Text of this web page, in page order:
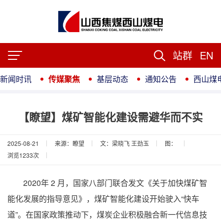
站群 EN
新闻时讯 传媒聚焦 基层动态 通知公告 西山煤
【瞭望】煤矿智能化建设需避华而不实
2025-08-21 来源：瞭望 文：梁晓飞 王劲玉
图：
浏览1233次
2020年 2 月，国家八部门联合发文《关于加快煤矿智
能化发展的指导意见》，煤矿智能化建设开始驶入“快车
道”。在国家政策推动下，煤炭企业积极融合新一代信息技